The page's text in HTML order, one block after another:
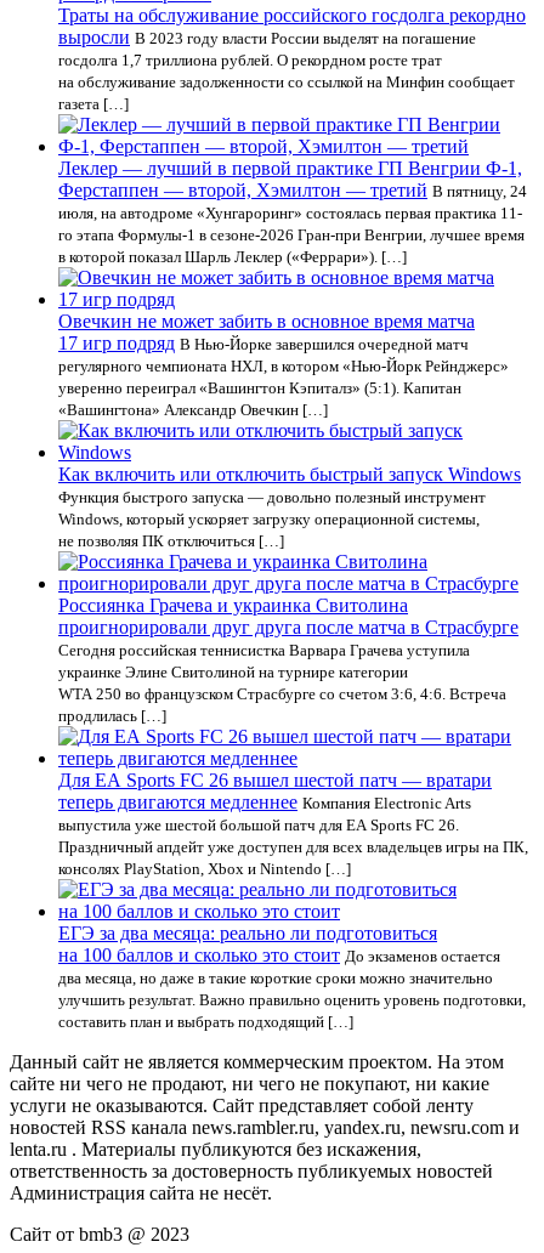
Траты на обслуживание российского госдолга рекордно
выросли В 2023 году власти России выделят на погашение
госдолга 1,7 триллиона рублей. О рекордном росте трат
на обслуживание задолженности со ссылкой на Минфин сообщает
газета […]
Леклер — лучший в первой практике ГП Венгрии Ф-1,
Ферстаппен — второй, Хэмилтон — третий В пятницу, 24
июля, на автодроме «Хунгароринг» состоялась первая практика 11-
го этапа Формулы-1 в сезоне-2026 Гран-при Венгрии, лучшее время
в которой показал Шарль Леклер («Феррари»). […]
Овечкин не может забить в основное время матча
17 игр подряд В Нью-Йорке завершился очередной матч
регулярного чемпионата НХЛ, в котором «Нью-Йорк Рейнджерс»
уверенно переиграл «Вашингтон Кэпиталз» (5:1). Капитан
«Вашингтона» Александр Овечкин […]
Как включить или отключить быстрый запуск Windows
Функция быстрого запуска — довольно полезный инструмент
Windows, который ускоряет загрузку операционной системы,
не позволяя ПК отключиться […]
Россиянка Грачева и украинка Свитолина
проигнорировали друг друга после матча в Страсбурге
Сегодня российская теннисистка Варвара Грачева уступила
украинке Элине Свитолиной на турнире категории
WTA 250 во французском Страсбурге со счетом 3:6, 4:6. Встреча
продлилась […]
Для EA Sports FC 26 вышел шестой патч — вратари
теперь двигаются медленнее Компания Electronic Arts
выпустила уже шестой большой патч для EA Sports FC 26.
Праздничный апдейт уже доступен для всех владельцев игры на ПК,
консолях PlayStation, Xbox и Nintendo […]
ЕГЭ за два месяца: реально ли подготовиться
на 100 баллов и сколько это стоит До экзаменов остается
два месяца, но даже в такие короткие сроки можно значительно
улучшить результат. Важно правильно оценить уровень подготовки,
составить план и выбрать подходящий […]
Данный сайт не является коммерческим проектом. На этом
сайте ни чего не продают, ни чего не покупают, ни какие
услуги не оказываются. Сайт представляет собой ленту
новостей RSS канала news.rambler.ru, yandex.ru, newsru.com и
lenta.ru . Материалы публикуются без искажения,
ответственность за достоверность публикуемых новостей
Администрация сайта не несёт.
Сайт от bmb3 @ 2023